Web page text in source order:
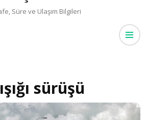
Süre ve Ulaşım Bilgileri
sürüşü